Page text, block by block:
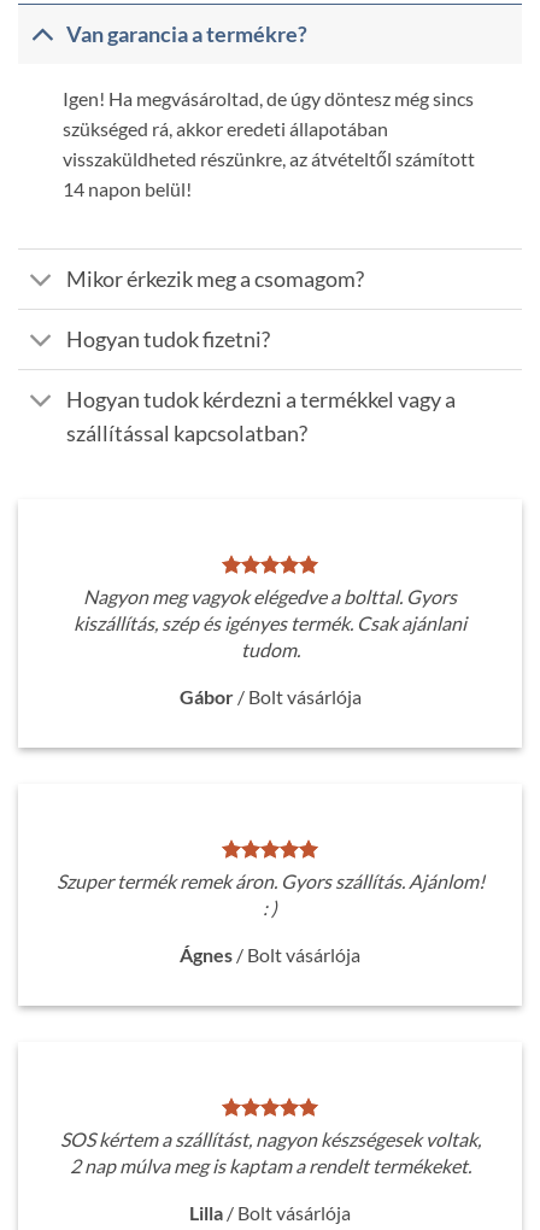
Van garancia a termékre?
Igen! Ha megvásároltad, de úgy döntesz még sincs
szükséged rá, akkor eredeti állapotában
visszaküldheted részünkre, az átvételtől számított
14 napon belül!
Mikor érkezik meg a csomagom?
Hogyan tudok fizetni?
Hogyan tudok kérdezni a termékkel vagy a
szállítással kapcsolatban?
Nagyon meg vagyok elégedve a bolttal. Gyors
kiszállítás, szép és igényes termék. Csak ajánlani
tudom.
Gábor / Bolt vásárlója
Szuper termék remek áron. Gyors szállítás. Ajánlom!
: )
Ágnes / Bolt vásárlója
SOS kértem a szállítást, nagyon készségesek voltak,
2 nap múlva meg is kaptam a rendelt termékeket.
Lilla / Bolt vásárlója